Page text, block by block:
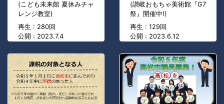
(こども未来館 夏休みチャ
レンジ教室)
再生 : 280回
公開 : 2023.7.4
(讃岐おもちゃ美術館『G7
祭』開催中!)
再生 : 129回
公開 : 2023.6.12